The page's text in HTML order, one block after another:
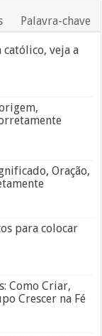
Palavra-chave
veja a
Oração,
para colocar
Como Criar,
Crescer na Fé